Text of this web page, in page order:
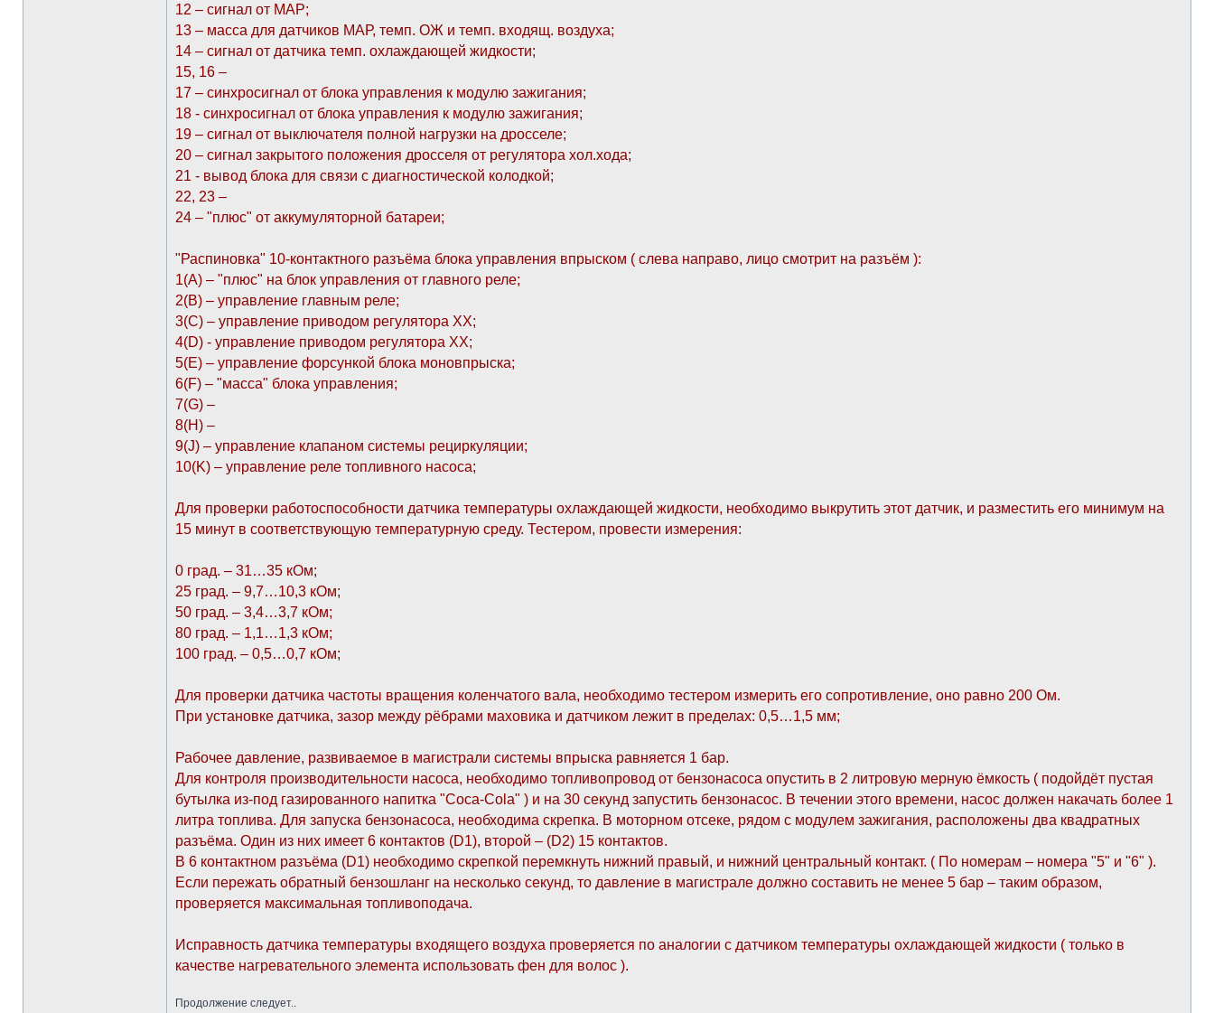
12 – сигнал от МАР;
13 – масса для датчиков МАР, темп. ОЖ и темп. входящ. воздуха;
14 – сигнал от датчика темп. охлаждающей жидкости;
15, 16 –
17 – синхросигнал от блока управления к модулю зажигания;
18 - синхросигнал от блока управления к модулю зажигания;
19 – сигнал от выключателя полной нагрузки на дросселе;
20 – сигнал закрытого положения дросселя от регулятора хол.хода;
21 - вывод блока для связи с диагностической колодкой;
22, 23 –
24 – "плюс" от аккумуляторной батареи;
"Распиновка" 10-контактного разъёма блока управления впрыском ( слева направо, лицо смотрит на разъём ):
1(А) – "плюс" на блок управления от главного реле;
2(В) – управление главным реле;
3(С) – управление приводом регулятора ХХ;
4(D) - управление приводом регулятора ХХ;
5(E) – управление форсункой блока моновпрыска;
6(F) – "масса" блока управления;
7(G) –
8(H) –
9(J) – управление клапаном системы рециркуляции;
10(K) – управление реле топливного насоса;
Для проверки работоспособности датчика температуры охлаждающей жидкости, необходимо выкрутить этот датчик, и разместить его минимум на
15 минут в соответствующую температурную среду. Тестером, провести измерения:
0 град. – 31…35 кОм;
25 град. – 9,7…10,3 кОм;
50 град. – 3,4…3,7 кОм;
80 град. – 1,1…1,3 кОм;
100 град. – 0,5…0,7 кОм;
Для проверки датчика частоты вращения коленчатого вала, необходимо тестером измерить его сопротивление, оно равно 200 Ом.
При установке датчика, зазор между рёбрами маховика и датчиком лежит в пределах: 0,5…1,5 мм;
Рабочее давление, развиваемое в магистрали системы впрыска равняется 1 бар.
Для контроля производительности насоса, необходимо топливопровод от бензонасоса опустить в 2 литровую мерную ёмкость ( подойдёт пустая
бутылка из-под газированного напитка "Coca-Cola" ) и на 30 секунд запустить бензонасос. В течении этого времени, насос должен накачать более 1
литра топлива. Для запуска бензонасоса, необходима скрепка. В моторном отсеке, рядом с модулем зажигания, расположены два квадратных
разъёма. Один из них имеет 6 контактов (D1), второй – (D2) 15 контактов.
В 6 контактном разъёма (D1) необходимо скрепкой перемкнуть нижний правый, и нижний центральный контакт. ( По номерам – номера "5" и "6" ).
Если пережать обратный бензошланг на несколько секунд, то давление в магистрале должно составить не менее 5 бар – таким образом,
проверяется максимальная топливоподача.
Исправность датчика температуры входящего воздуха проверяется по аналогии с датчиком температуры охлаждающей жидкости ( только в
качестве нагревательного элемента использовать фен для волос ).
Продолжение следует..